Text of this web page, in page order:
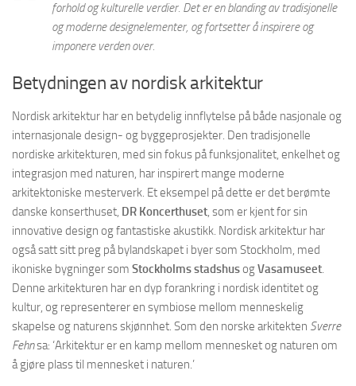
forhold og kulturelle verdier. Det er en blanding av tradisjonelle
og moderne designelementer, og fortsetter å inspirere og
imponere verden over.
Betydningen av nordisk arkitektur
Nordisk arkitektur har en betydelig innflytelse på både nasjonale og
internasjonale design- og byggeprosjekter. Den tradisjonelle
nordiske arkitekturen, med sin fokus på funksjonalitet, enkelhet og
integrasjon med naturen, har inspirert mange moderne
arkitektoniske mesterverk. Et eksempel på dette er det berømte
danske konserthuset, DR Koncerthuset, som er kjent for sin
innovative design og fantastiske akustikk. Nordisk arkitektur har
også satt sitt preg på bylandskapet i byer som Stockholm, med
ikoniske bygninger som Stockholms stadshusogVasamuseet.
Denne arkitekturen har en dyp forankring i nordisk identitet og
kultur, og representerer en symbiose mellom menneskelig
skapelse og naturens skjønnhet. Som den norske arkitekten Sverre
Fehnsa: ‘Arkitektur er en kamp mellom mennesket og naturen om
å gjøre plass til mennesket i naturen.’